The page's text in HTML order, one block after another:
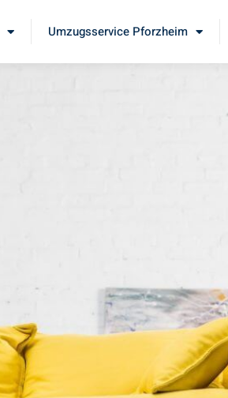
Umzugsservice Pforzheim